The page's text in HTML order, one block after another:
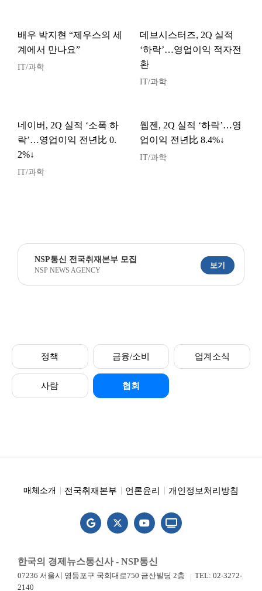
배우 박지현 “제우스의 세
계에서 만나요”
IT/과학
데브시스터즈, 2Q 실적
‘하락’…영업이익 적자전
환
IT/과학
네이버, 2Q 실적 ‘소폭 하
락’…영업이익 전년比 0.
2%↓
IT/과학
웹젠, 2Q 실적 ‘하락’…영
업이익 전년比 8.4%↓
IT/과학
NSP통신 전국취재본부 모집
NSP NEWS AGENCY
보기
정책 금융/소비 업계소식
사람 협회
매체소개 전국취재본부 언론윤리 개인정보처리방침
한국의 경제뉴스통신사 - NSP통신
07236 서울시 영등포구 국회대로750 금산빌딩 2층
TEL: 02-3272-
2140